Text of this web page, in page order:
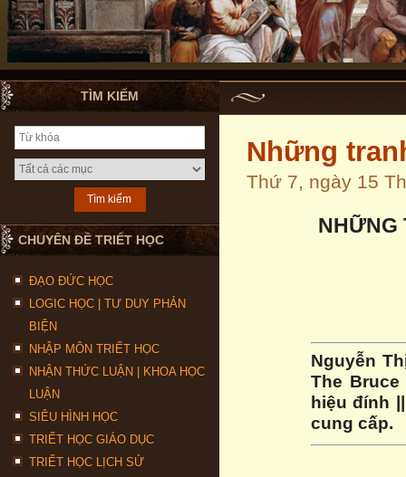
TÌM KIẾM
CHUYÊN ĐỀ TRIẾT HỌC
ĐẠO ĐỨC HỌC
LOGIC HỌC | TƯ DUY PHẢN
BIỆN
NHẬP MÔN TRIẾT HỌC
NHẬN THỨC LUẬN | KHOA HỌC
LUẬN
SIÊU HÌNH HỌC
TRIẾT HỌC GIÁO DỤC
TRIẾT HỌC LỊCH SỬ
Những
Thứ 7, ngày 15
NHỮNG
Nguyễn
The Bruce
hiệu đính
cung cấp.